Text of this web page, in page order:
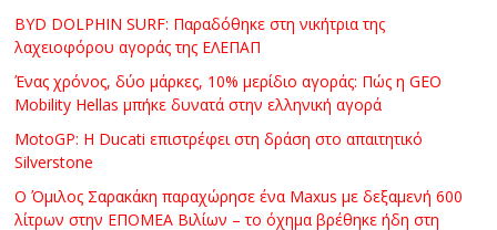
&
M
R
BYD DOLPHIN SURF: Παραδόθηκε στη νικήτρια της
λαχειοφόρου αγοράς της ΕΛΕΠΑΠ
Ένας χρόνος, δύο μάρκες, 10% μερίδιο αγοράς: Πώς η GEO
Mobility Hellas μπήκε δυνατά στην ελληνική αγορά
MotoGP: Η Ducati επιστρέφει στη δράση στο απαιτητικό
Silverstone
Ο Όμιλος Σαρακάκη παραχώρησε ένα Maxus με δεξαμενή 600
λίτρων στην ΕΠΟΜΕΑ Βιλίων – το όχημα βρέθηκε ήδη στη